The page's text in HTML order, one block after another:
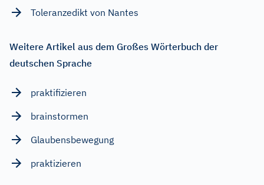
Toleranzedikt von Nantes
Weitere Artikel aus dem Großes Wörterbuch der
deutschen Sprache
praktifizieren
brainstormen
Glaubensbewegung
praktizieren